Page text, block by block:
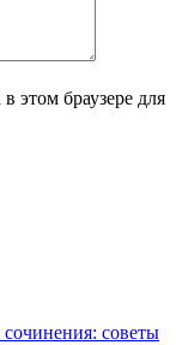
этом браузере для
советы